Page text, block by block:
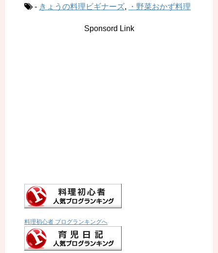
- きょうの料理ビギナーズ, ・野菜おかず料理
Sponsord Link
料理初心者 ブログランキングへ